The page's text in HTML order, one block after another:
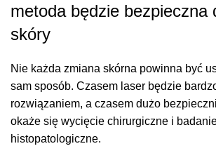
metoda będzie bezpieczna
skóry
Nie każda zmiana skórna powinna być
sam sposób. Czasem laser będzie
rozwiązaniem, a czasem dużo
okaże się wycięcie chirurgiczne i
histopatologiczne.